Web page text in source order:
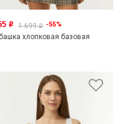
o 1 699o -55%
хлопковая базовая